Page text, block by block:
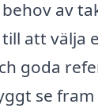
av
att välja
goda
se